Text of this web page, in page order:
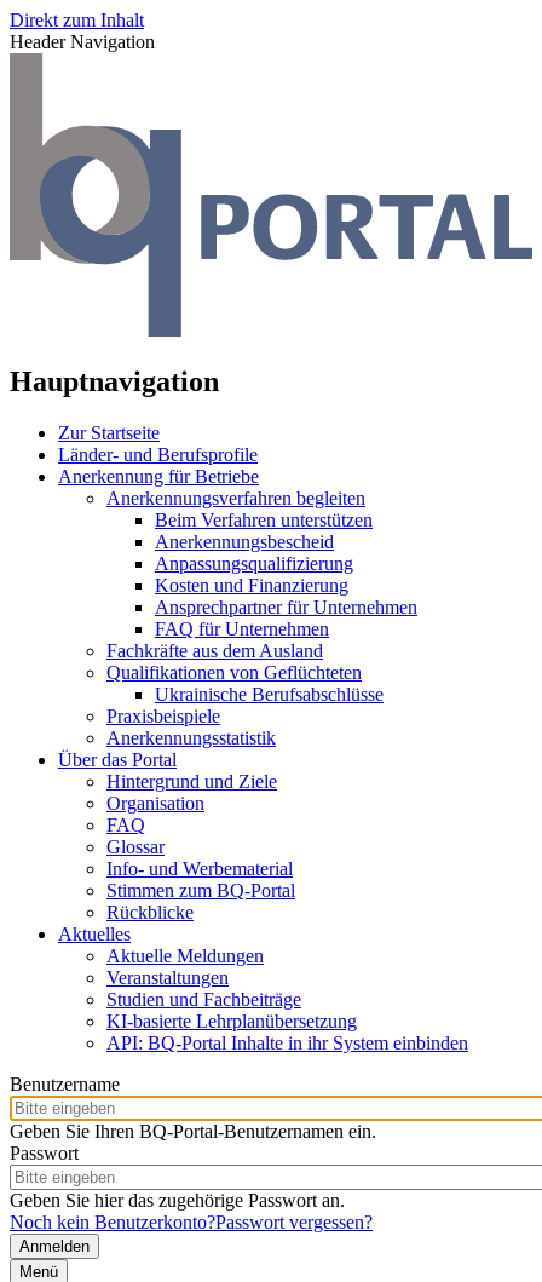
Direkt zum Inhalt
Header Navigation
Hauptnavigation
Zur Startseite
Länder- und Berufsprofile
Anerkennung für Betriebe
Anerkennungsverfahren begleiten
Beim Verfahren unterstützen
Anerkennungsbescheid
Anpassungsqualifizierung
Kosten und Finanzierung
Ansprechpartner für Unternehmen
FAQ für Unternehmen
Fachkräfte aus dem Ausland
Qualifikationen von Geflüchteten
Ukrainische Berufsabschlüsse
Praxisbeispiele
Anerkennungsstatistik
Über das Portal
Hintergrund und Ziele
Organisation
FAQ
Glossar
Info- und Werbematerial
Stimmen zum BQ-Portal
Rückblicke
Aktuelles
Aktuelle Meldungen
Veranstaltungen
Studien und Fachbeiträge
KI-basierte Lehrplanübersetzung
API: BQ-Portal Inhalte in ihr System einbinden
Benutzername
Geben Sie Ihren BQ-Portal-Benutzernamen ein.
Passwort
Geben Sie hier das zugehörige Passwort an.
Noch kein Benutzerkonto?Passwort vergessen?
Menü